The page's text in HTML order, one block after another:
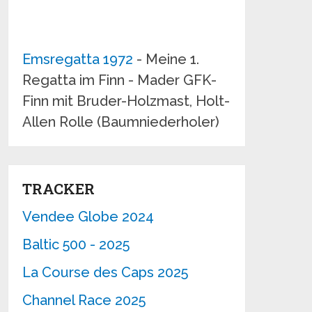
Emsregatta 1972 - Meine 1.
Regatta im Finn - Mader GFK-
Finn mit Bruder-Holzmast, Holt-
Allen Rolle (Baumniederholer)
TRACKER
Vendee Globe 2024
Baltic 500 - 2025
La Course des Caps 2025
Channel Race 2025